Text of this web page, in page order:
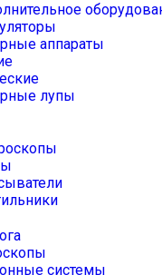
аппараты
лупы
системы